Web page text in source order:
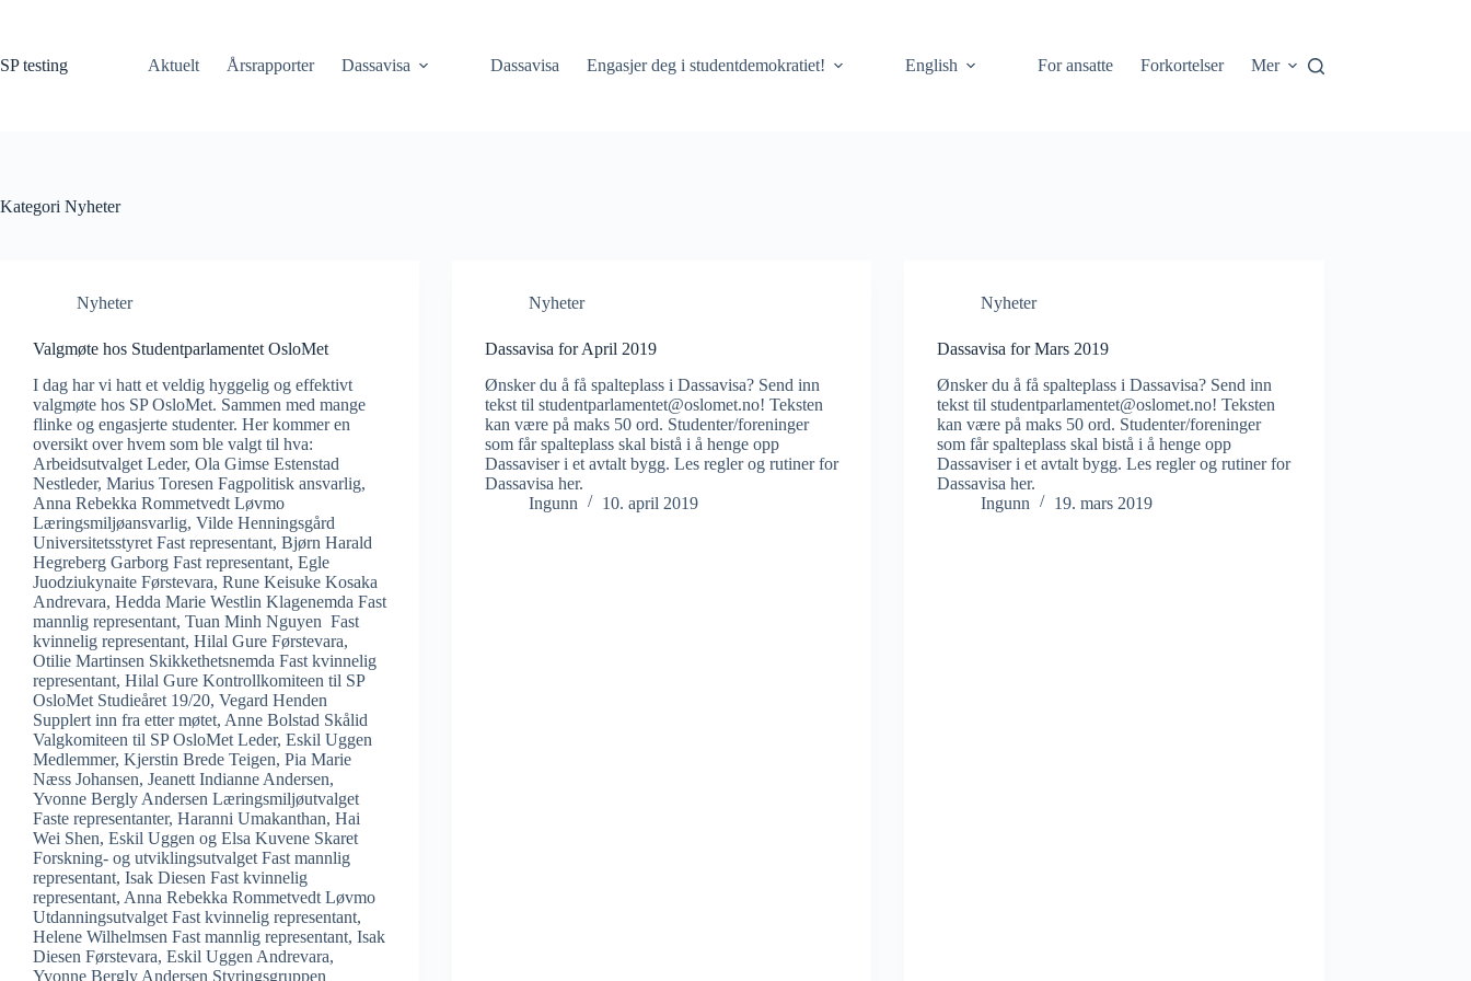
SP testing
Aktuelt Årsrapporter Dassavisa Dassavisa Engasjer deg i studentdemokratiet! English For ansatte Forkortelser Mer
Kategori Nyheter
Nyheter
Valgmøte hos Studentparlamentet OsloMet
I dag har vi hatt et veldig hyggelig og effektivt
valgmøte hos SP OsloMet. Sammen med mange
flinke og engasjerte studenter. Her kommer en
oversikt over hvem som ble valgt til hva:
Arbeidsutvalget Leder, Ola Gimse Estenstad
Nestleder, Marius Toresen Fagpolitisk ansvarlig,
Anna Rebekka Rommetvedt Løvmo
Læringsmiljøansvarlig, Vilde Henningsgård
Universitetsstyret Fast representant, Bjørn Harald
Hegreberg Garborg Fast representant, Egle
Juodziukynaite Førstevara, Rune Keisuke Kosaka
Andrevara, Hedda Marie Westlin Klagenemda Fast
mannlig representant, Tuan Minh Nguyen Fast
kvinnelig representant, Hilal Gure Førstevara,
Otilie Martinsen Skikkethetsnemda Fast kvinnelig
representant, Hilal Gure Kontrollkomiteen til SP
OsloMet Studieåret 19/20, Vegard Henden
Supplert inn fra etter møtet, Anne Bolstad Skålid
Valgkomiteen til SP OsloMet Leder, Eskil Uggen
Medlemmer, Kjerstin Brede Teigen, Pia Marie
Næss Johansen, Jeanett Indianne Andersen,
Yvonne Bergly Andersen Læringsmiljøutvalget
Faste representanter, Haranni Umakanthan, Hai
Wei Shen, Eskil Uggen og Elsa Kuvene Skaret
Forskning- og utviklingsutvalget Fast mannlig
representant, Isak Diesen Fast kvinnelig
representant, Anna Rebekka Rommetvedt Løvmo
Utdanningsutvalget Fast kvinnelig representant,
Helene Wilhelmsen Fast mannlig representant, Isak
Diesen Førstevara, Eskil Uggen Andrevara,
Yvonne Bergly Andersen Styringsgruppen
Nyheter
Dassavisa for April 2019
Ønsker du å få spalteplass i Dassavisa? Send inn
tekst til studentparlamentet@oslomet.no! Teksten
kan være på maks 50 ord. Studenter/foreninger
som får spalteplass skal bistå i å henge opp
Dassaviser i et avtalt bygg. Les regler og rutiner for
Dassavisa her.
Ingunn
10. april 2019
Nyheter
Dassavisa for Mars 2019
Ønsker du å få spalteplass i Dassavisa? Send inn
tekst til studentparlamentet@oslomet.no! Teksten
kan være på maks 50 ord. Studenter/foreninger
som får spalteplass skal bistå i å henge opp
Dassaviser i et avtalt bygg. Les regler og rutiner for
Dassavisa her.
Ingunn
19. mars 2019